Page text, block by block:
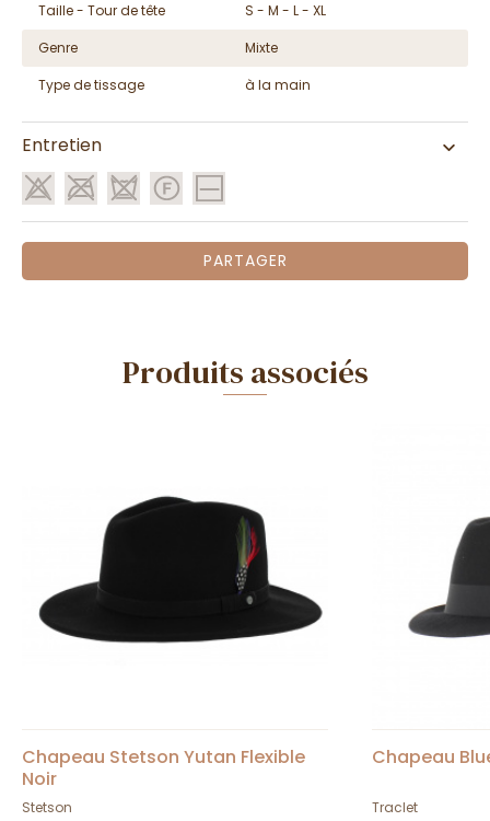
Taille - Tour de tête
S - M - L - XL
Genre
Mixte
Type de tissage
à la main
Entretien
PARTAGER
Produits associés
Chapeau Stetson Yutan Flexible
Noir
Stetson
Chapeau
Traclet